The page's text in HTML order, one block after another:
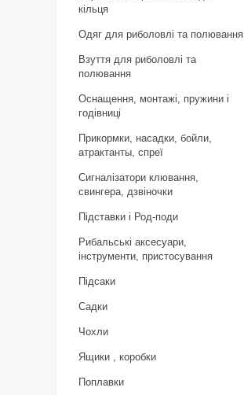
кільця
Одяг для риболовлі та полювання
Взуття для риболовлі та
полювання
Оснащення, монтажі, пружини і
годівниці
Прикормки, насадки, бойли,
атрактанты, спреї
Сигналізатори клювання,
свингера, дзвіночки
Підставки і Род-поди
Рибальські аксесуари,
інструменти, пристосування
Підсаки
Садки
Чохли
Ящики , коробки
Поплавки